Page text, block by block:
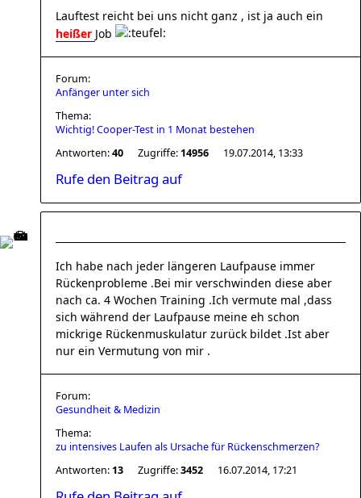
Lauftest reicht bei uns nicht ganz , ist ja auch ein
heißer Job
Forum:
Anfänger unter sich
Thema:
Wichtig! Cooper-Test in 1 Monat bestehen
Antworten:40 Zugriffe: 14956 19.07.2014, 13:33
Rufe den Beitrag auf
Ich habe nach jeder längeren Laufpause immer
Rückenprobleme .Bei mir verschwinden diese aber
nach ca. 4 Wochen Training .Ich vermute mal ,dass
sich während der Laufpause meine eh schon
mickrige Rückenmuskulatur zurück bildet .Ist aber
nur ein Vermutung von mir .
Forum:
Gesundheit & Medizin
Thema:
zu intensives Laufen als Ursache für Rückenschmerzen?
Antworten: 13 Zugriffe:3452 16.07.2014, 17:21